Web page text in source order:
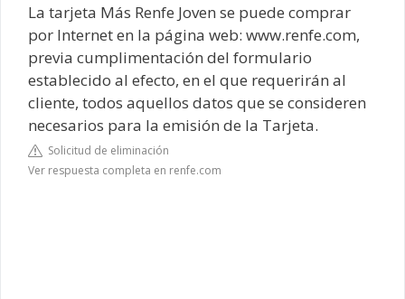
La tarjeta Más Renfe Joven se puede comprar
por Internet en la página web: www.renfe.com,
previa cumplimentación del formulario
establecido al efecto, en el que requerirán al
cliente, todos aquellos datos que se consideren
necesarios para la emisión de la Tarjeta.
Solicitud de eliminación
Ver respuesta completa en renfe.com